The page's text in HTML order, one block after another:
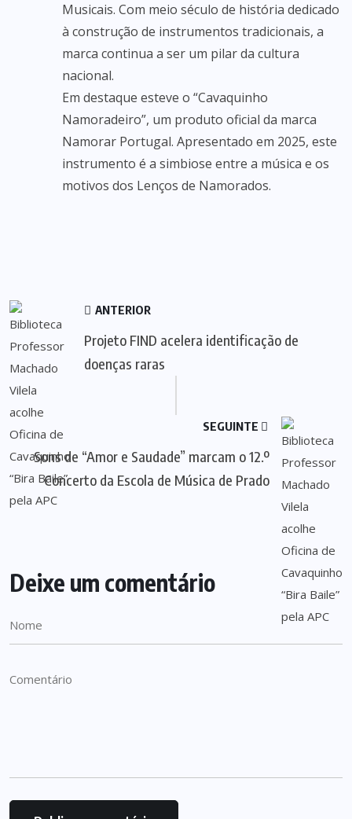
Musicais. Com meio século de história dedicado
à construção de instrumentos tradicionais, a
marca continua a ser um pilar da cultura
nacional.
Em destaque esteve o “Cavaquinho
Namoradeiro”, um produto oficial da marca
Namorar Portugal. Apresentado em 2025, este
instrumento é a simbiose entre a música e os
motivos dos Lenços de Namorados.
ANTERIOR
Projeto FIND acelera identificação de
doenças raras
SEGUINTE
Sons de “Amor e Saudade” marcam o 12.º
Concerto da Escola de Música de Prado
Deixe um comentário